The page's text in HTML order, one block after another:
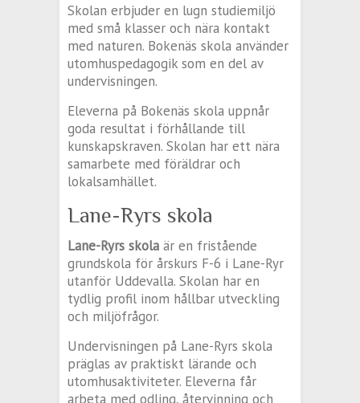
Skolan erbjuder en lugn studiemiljö
med små klasser och nära kontakt
med naturen. Bokenäs skola använder
utomhuspedagogik som en del av
undervisningen.
Eleverna på Bokenäs skola uppnår
goda resultat i förhållande till
kunskapskraven. Skolan har ett nära
samarbete med föräldrar och
lokalsamhället.
Lane-Ryrs skola
Lane-Ryrs skola är en fristående
grundskola för årskurs F-6 i Lane-Ryr
utanför Uddevalla. Skolan har en
tydlig profil inom hållbar utveckling
och miljöfrågor.
Undervisningen på Lane-Ryrs skola
präglas av praktiskt lärande och
utomhusaktiviteter. Eleverna får
arbeta med odling, återvinning och